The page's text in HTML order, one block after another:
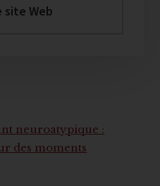
neuroatypique :
des moments